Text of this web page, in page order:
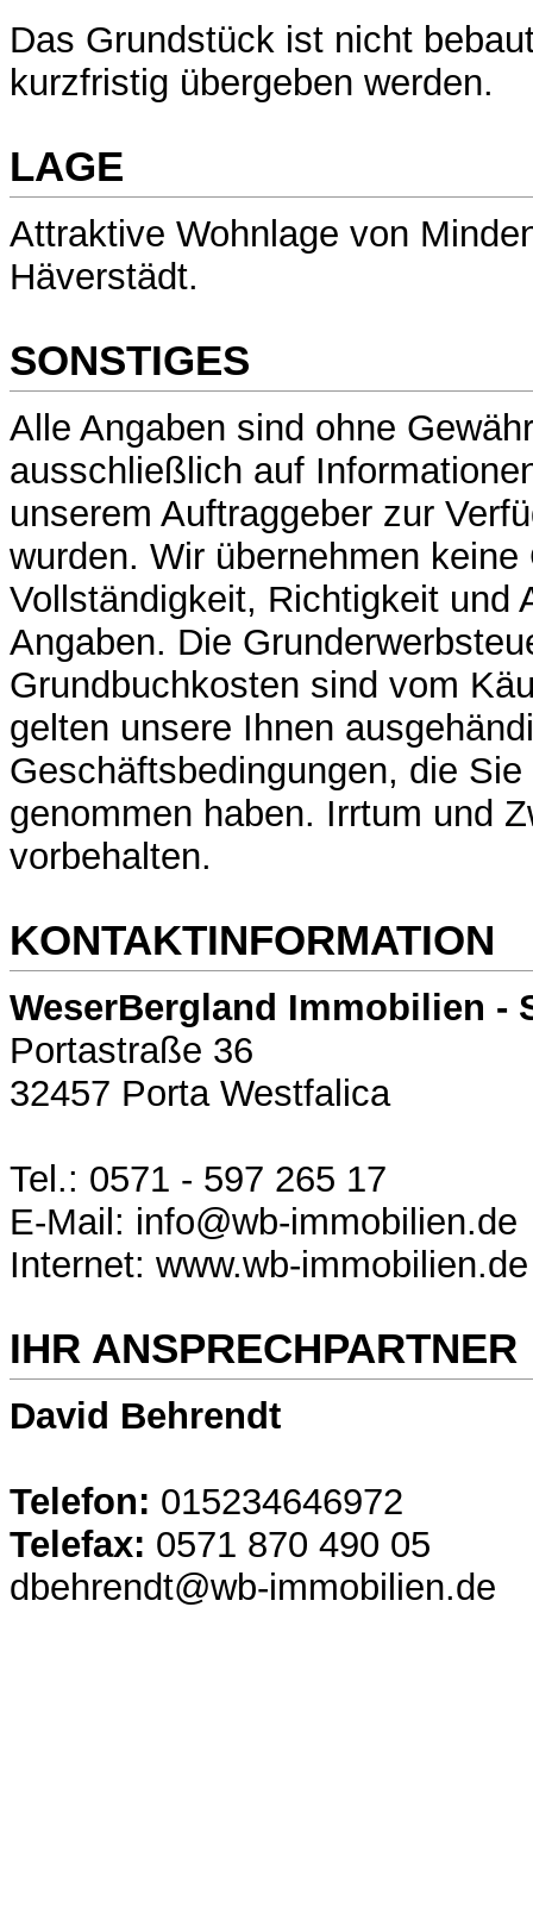
Das Grundstück ist nicht
kurzfristig übergeben werden.
LAGE
Attraktive Wohnlage von
Häverstädt.
SONSTIGES
Alle Angaben sind ohne
ausschließlich auf
unserem Auftraggeber zur
wurden. Wir übernehmen keine
Vollständigkeit, Richtigkeit und
Angaben. Die
Grundbuchkosten sind vom
gelten unsere Ihnen
Geschäftsbedingungen, die
genommen haben. Irrtum und
vorbehalten.
KONTAKTINFORMATION
WeserBergland Immobilien -
Portastraße 36
32457 Porta Westfalica
Tel.: 0571 - 597 265 17
E-Mail: info@wb-immobilien.de
Internet: www.wb-immobilien.de
IHR ANSPRECHPARTNER
David Behrendt
Telefon: 015234646972
Telefax: 0571 870 490 05
dbehrendt@wb-immobilien.de